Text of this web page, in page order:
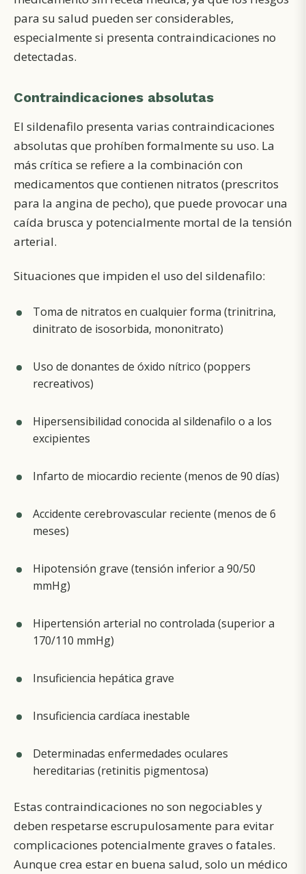
para su salud pueden ser considerables,
especialmente si presenta contraindicaciones no
detectadas.
Contraindicaciones absolutas
El sildenafilo presenta varias contraindicaciones
absolutas que prohíben formalmente su uso. La
más crítica se refiere a la combinación con
medicamentos que contienen nitratos (prescritos
para la angina de pecho), que puede provocar una
caída brusca y potencialmente mortal de la tensión
arterial.
Situaciones que impiden el uso del sildenafilo:
Toma de nitratos en cualquier forma (trinitrina,
dinitrato de isosorbida, mononitrato)
Uso de donantes de óxido nítrico (poppers
recreativos)
Hipersensibilidad conocida al sildenafilo o a los
excipientes
Infarto de miocardio reciente (menos de 90 días)
Accidente cerebrovascular reciente (menos de 6
meses)
Hipotensión grave (tensión inferior a 90/50
mmHg)
Hipertensión arterial no controlada (superior a
170/110 mmHg)
Insuficiencia hepática grave
Insuficiencia cardíaca inestable
Determinadas enfermedades oculares
hereditarias (retinitis pigmentosa)
Estas contraindicaciones no son negociables y
deben respetarse escrupulosamente para evitar
complicaciones potencialmente graves o fatales.
Aunque crea estar en buena salud, solo un médico